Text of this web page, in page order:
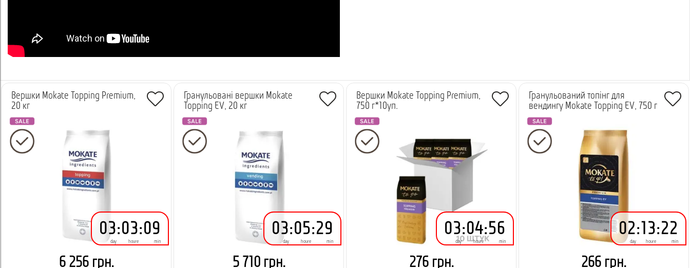
138.55 грн.
-5.00 грн.
Вершки Mokate Topping Premium,
20 кг
03
day
:03
houre
:09
min
6 256 грн.
Гранульовані вершки Mokate
Topping EV, 20 кг
03
day
:05
houre
:29
min
5 710 грн.
Вершки Mokate Topping Premium,
750 г*10уп.
03
day
:04
houre
:56
min
276 грн.
Гранульований топінг для
вендингу Mokate Topping EV, 750 г
02
day
: 13
houre
:22
min
266 грн.